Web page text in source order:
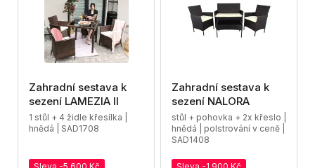
Zahradní sestava k
sezení LAMEZIA II
1 stůl + 4 židle křesílka |
hnědá | SAD1708
Zahradní sestava k
sezení NALORA
stůl + pohovka + 2x křeslo |
hnědá | polstrování v ceně |
SAD1408